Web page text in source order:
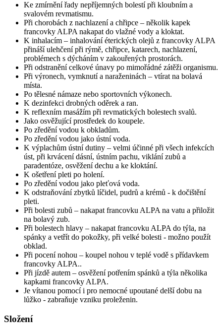
Ke zmírnění řady nepříjemných bolestí při kloubním a
svalovém revmatismu.
Při chorobách z nachlazení a chřipce – několik kapek
francovky ALPA nakapat do vlažné vody a kloktat.
K inhalacím – inhalování éterických olejů z francovky ALPA
přináší ulehčení při rýmě, chřipce, katarech, nachlazení,
problémech s dýcháním v zakouřených prostorách.
Při odstranění celkové únavy po mimořádné zátěži organismu.
Při výronech, vymknutí a naraženinách – vtírat na bolavá
místa.
Po tělesné námaze nebo sportovních výkonech.
K dezinfekci drobných oděrek a ran.
K reflexním masážím při revmatických bolestech svalů.
Jako osvěžující prostředek do koupele.
Po zředění vodou k obkladům.
Po zředění vodou jako ústní voda.
K výplachům ústní dutiny – velmi účinné při všech infekcích
úst, při krvácení dásní, ústním pachu, viklání zubů a
paradentóze, osvěžení dechu a ke kloktání.
K ošetření pleti po holení.
Po zředění vodou jako pleťová voda.
K odstraňování zbytků líčidel, pudrů a krémů - k dočištění
pleti.
Při bolesti zubů – nakapat francovku ALPA na vatu a přiložit
na bolavý zub.
Při bolestech hlavy – nakapat francovku ALPA do týla, na
spánky a vetřít do pokožky, při velké bolesti - možno použít
obklad.
Při pocení nohou – koupel nohou v teplé vodě s přídavkem
francovky ALPA..
Při jízdě autem – osvěžení potřením spánků a týla několika
kapkami francovky ALPA.
Je vítanou pomocí i pro nemocné upoutané delší dobu na
lůžko - zabraňuje vzniku proleženin.
Složení